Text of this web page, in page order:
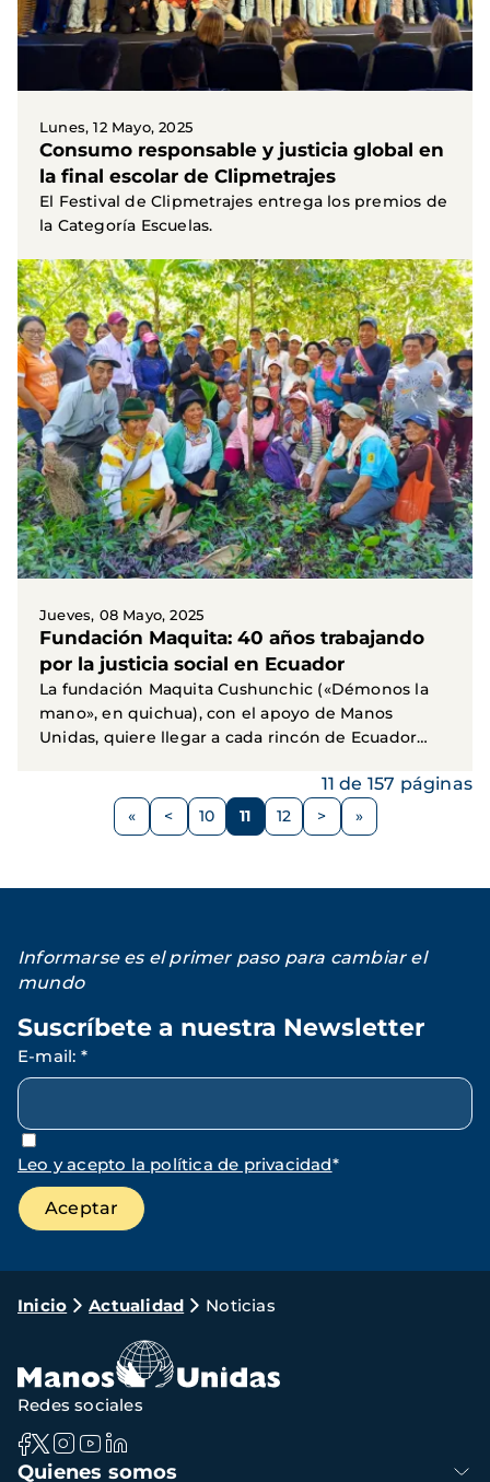
Lunes, 12 Mayo, 2025
Consumo responsable y justicia global en
la final escolar de Clipmetrajes
El Festival de Clipmetrajes entrega los premios de
la Categoría Escuelas.
Jueves, 08 Mayo, 2025
Fundación Maquita: 40 años trabajando
por la justicia social en Ecuador
La fundación Maquita Cushunchic («Démonos la
mano», en quichua), con el apoyo de Manos
Unidas, quiere llegar a cada rincón de Ecuador
Paginación
Página
< Página
10 Página
11 Página
12
Siguiente
>
11 de 157 páginas
Informarse es el primer paso para cambiar el
mundo
Suscríbete a nuestra Newsletter
E-mail: *
Leo y acepto la política de privacidad*
Ruta
navegación
Inicio Actualidad Noticias
Navegación
Quienes somos
Redes sociales